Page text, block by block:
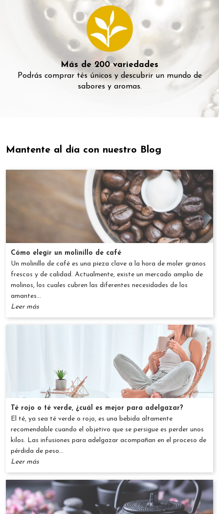
Más de 200 variedades
Podrás comprar tés únicos y descubrir un mundo de
sabores y aromas.
Mantente al día con nuestro Blog
Cómo elegir un molinillo de café
Un molinillo de café es una pieza clave a la hora de moler granos
frescos y de calidad. Actualmente, existe un mercado amplio de
molinos, los cuales cubren las diferentes necesidades de los
amantes...
Leer más
Té rojo o té verde, ¿cuál es mejor para adelgazar?
El té, ya sea té verde o rojo, es una bebida altamente
recomendable cuando el objetivo que se persigue es perder unos
kilos. Las infusiones para adelgazar acompañan en el proceso de
pérdida de peso...
Leer más